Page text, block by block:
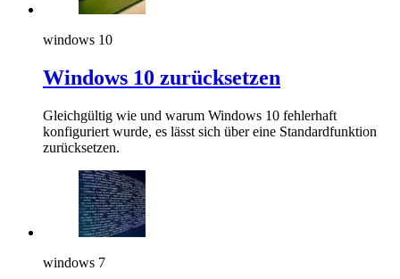
windows 10
Windows 10 zurücksetzen
Gleichgültig wie und warum Windows 10 fehlerhaft
konfiguriert wurde, es lässt sich über eine Standardfunktion
zurücksetzen.
windows 7